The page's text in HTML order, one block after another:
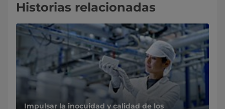
Historias relacionadas
Impulsar la inocuidad y calidad de los